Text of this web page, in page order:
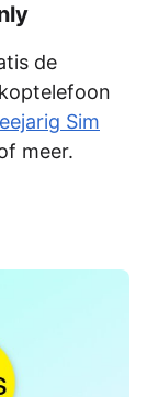
de
Sim
meer.